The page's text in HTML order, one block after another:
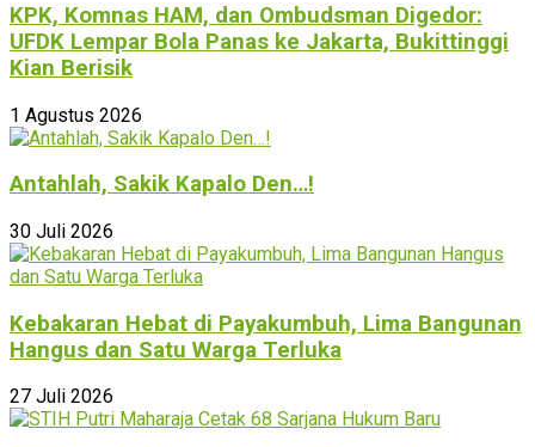
KPK, Komnas HAM, dan Ombudsman Digedor:
UFDK Lempar Bola Panas ke Jakarta, Bukittinggi
Kian Berisik
1 Agustus 2026
Antahlah, Sakik Kapalo Den…!
30 Juli 2026
Kebakaran Hebat di Payakumbuh, Lima Bangunan
Hangus dan Satu Warga Terluka
27 Juli 2026